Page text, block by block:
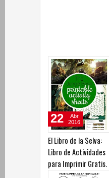
El Libro de la Selva:
Libro de Actividades
para Imprimir Gratis.
22
Abr
2016